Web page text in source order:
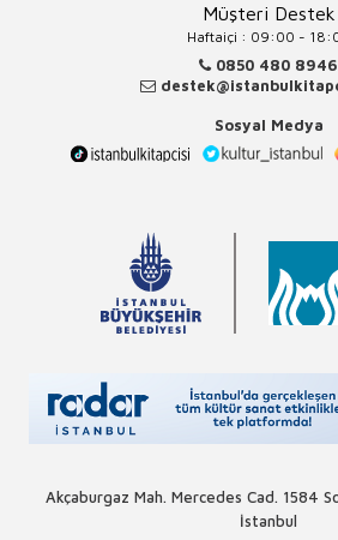
Müşteri Destek
Haftaiçi : 09:00 -
0850 480 8946
Sosyal Medya
Akçaburgaz Mah. Mercedes Cad. 1584
İstanbul